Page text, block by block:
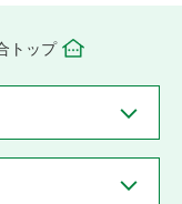
トップ